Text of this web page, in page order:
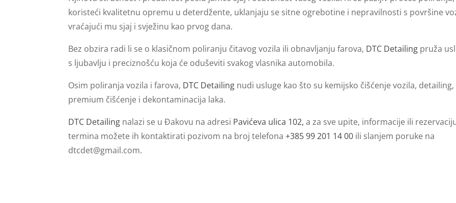
koristeći kvalitetnu opremu u deterdžente, uklanjaju se sitne ogrebotine i nepravilnosti s površine
vraćajući mu sjaj i svježinu kao prvog dana.
Bez obzira radi li se o klasičnom poliranju čitavog vozila ili obnavljanju farova, DTC Detailing pruža
s ljubavlju i preciznošću koja će oduševiti svakog vlasnika automobila.
Osim poliranja vozila i farova, DTC Detailing nudi usluge kao što su kemijsko čišćenje vozila, detailing,
premium čišćenje i dekontaminacija laka.
DTC Detailing nalazi se u Đakovu na adresi Pavićeva ulica 102, a za sve upite, informacije ili
termina možete ih kontaktirati pozivom na broj telefona+385 99 201 14 00 ili slanjem poruke na
dtcdet@gmail.com.